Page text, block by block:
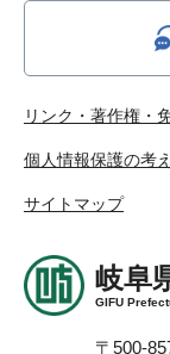
リンク・著作権・
個人情報保護の考
サイトマップ
岐阜
GIFU
〒500-